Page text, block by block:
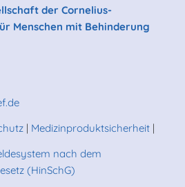
der Cornelius-
Menschen mit Behinderung
| Medizinproduktsicherheit|
nach dem
(HinSchG)